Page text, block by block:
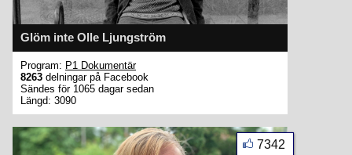
Glöm inte Olle Ljungström
Program: P1 Dokumentär
8263 delningar på Facebook
Sändes för 1065 dagar sedan
Längd: 3090
7342